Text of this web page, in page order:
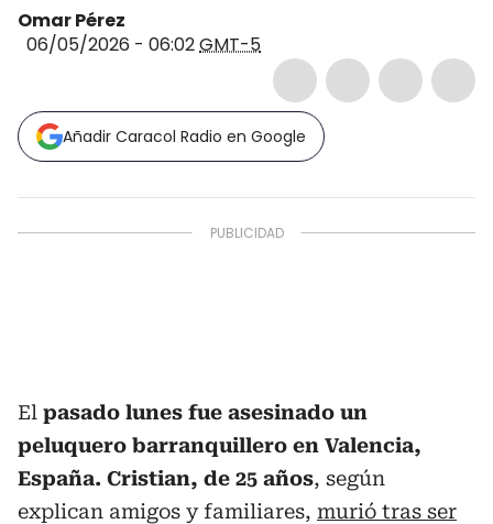
Omar Pérez
06/05/2026 - 06:02GMT-5
Añadir Caracol Radio en Google
El pasado lunes fue asesinado un
peluquero barranquillero en Valencia,
España. Cristian, de 25 años, según
explican amigos y familiares, murió tras ser